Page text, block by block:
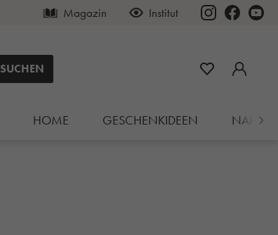
Magazin Institut
SUCHEN
HOME GESCHENKIDEEN